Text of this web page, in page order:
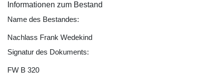
Informationen zum Bestand
Name des Bestandes:
Nachlass Frank Wedekind
Signatur des Dokuments:
FW B 320